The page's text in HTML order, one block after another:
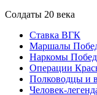
Солдаты 20 века
Ставка ВГК
Маршалы
Наркомы
Операции
Полководцы и
Человек-